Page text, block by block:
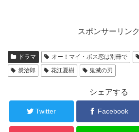
スポンサーリンク
ドラマ オー！マイ・ボス恋は別冊で
炭治郎
花江夏樹 鬼滅の刃
シェアする
Twitter Facebook